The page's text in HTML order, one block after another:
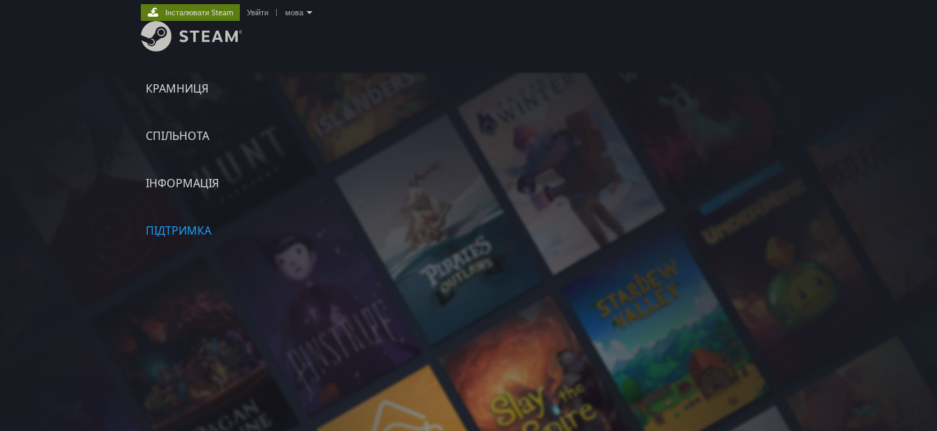
КРАМНИЦЯ
СПІЛЬНОТА
ІНФОРМАЦІЯ
ПІДТРИМКА
Інсталювати Steam Увійти мова